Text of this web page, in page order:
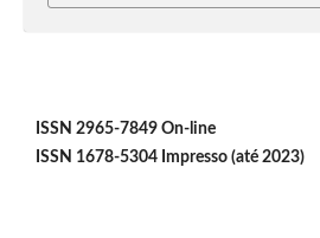
ISSN 2965-7849 On-line
ISSN 1678-5304 Impresso (até 2023)